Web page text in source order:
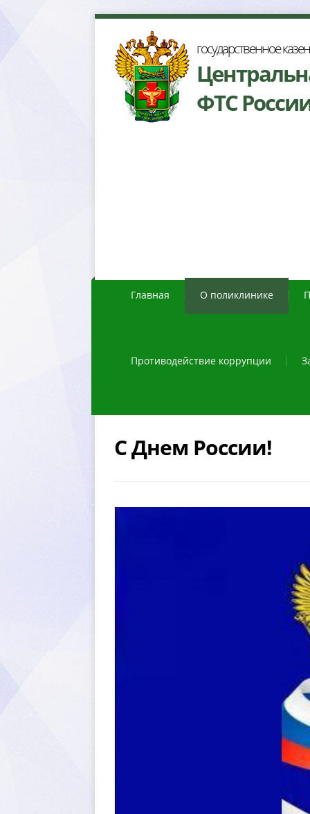
осударственное
ФТС
Главная О поликлинике
Противодействие коррупции
С Днем России!